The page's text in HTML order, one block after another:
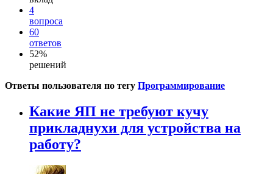
4
вопроса
60
ответов
52%
решений
Ответы пользователя по тегу Программирование
Какие ЯП не требуют кучу
прикладнухи для устройства на
работу?